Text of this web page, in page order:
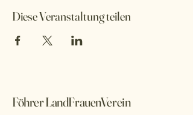
Diese Veranstaltung teilen
Föhrer LandFrauenVerein